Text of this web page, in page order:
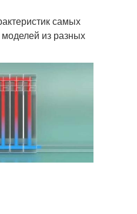
самых
из разных